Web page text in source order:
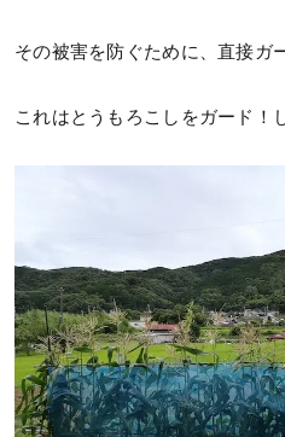
その被害を防ぐために、直接ガ
これはとうもろこしをガード！